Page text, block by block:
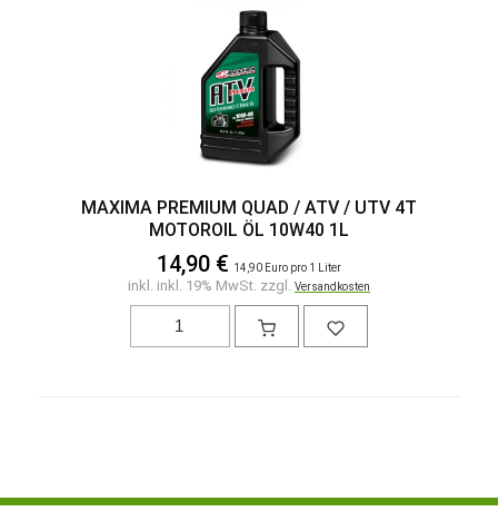
MAXIMA PREMIUM QUAD / ATV / UTV 4T
MOTOROIL ÖL 10W40 1L
14,90 € 14,90 Euro pro 1 Liter
inkl. inkl. 19% MwSt. zzgl. Versandkosten